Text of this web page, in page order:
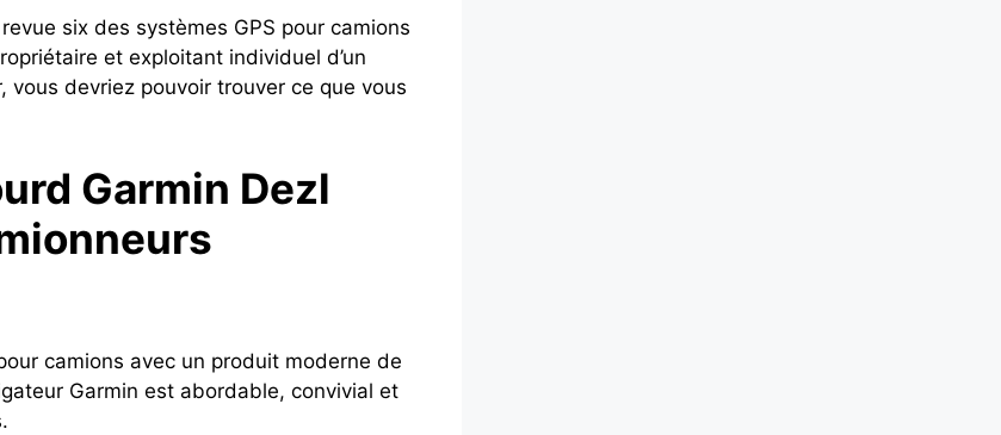
six des systèmes GPS pour camions
et exploitant individuel d’un
devriez pouvoir trouver ce que vous
Garmin Dezl
camions avec un produit moderne de
Garmin est abordable, convivial et